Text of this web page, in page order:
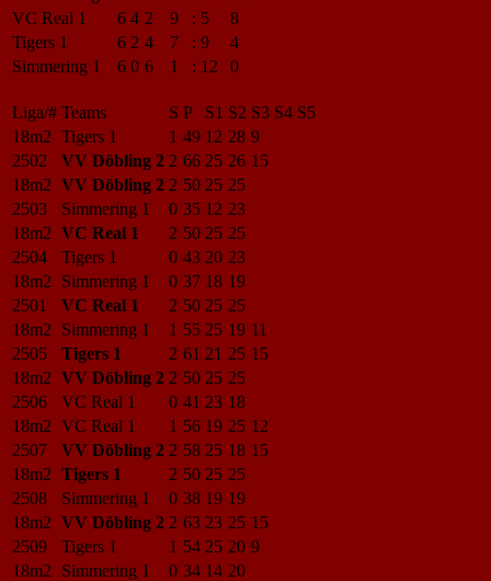
VC Real 1
6 4 2 9 : 5
8
Tigers 1
6 2 4 7 : 9
4
Simmering 1
6 0 6 1 : 12 0
Liga/# Teams S P S1 S2 S3 S4 S5
18m2 Tigers 1 1 49 12 28 9
2502
VV Döbling 2 2 66 25 26 15
18m2 VV Döbling 2 2 50 25 25
2503
Simmering 1 0 35 12 23
18m2 VC Real 1 2 50 25 25
2504
Tigers 1 0 43 20 23
18m2
Simmering 1 0 37 18 19
2501
VC Real 1 2 50 25 25
18m2
Simmering 1 1 55 25 19 11
2505
Tigers 1 2 61 21 25 15
18m2 VV Döbling 2 2 50 25 25
2506
VC Real 1 0 41 23 18
18m2 VC Real 1 1 56 19 25 12
2507
VV Döbling 2 2 58 25 18 15
18m2 Tigers 1 2 50 25 25
2508
Simmering 1 0 38 19 19
18m2 VV Döbling 2 2 63 23 25 15
2509
Tigers 1 1 54 25 20 9
18m2
Simmering 1 0 34 14 20